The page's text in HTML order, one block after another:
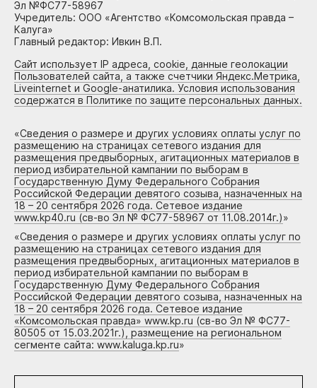
Эл №ФС77-58967
Учредитель: ООО «Агентство «Комсомольская правда –
Калуга»
Главный редактор: Ивкин В.П.
Сайт использует IP адреса, cookie, данные геолокации
Пользователей сайта, а также счетчики Яндекс.Метрика,
Liveinternet и Google-анатилика. Условия использования
содержатся в Политике по защите персональных данных.
«Сведения о размере и других условиях оплаты услуг по
размещению на страницах сетевого издания для
размещения предвыборных, агитационных материалов в
период избирательной кампании по выборам в
Государственную Думу Федерального Собрания
Российской Федерации девятого созыва, назначенных на
18 – 20 сентября 2026 года. Сетевое издание
www.kp40.ru (св-во Эл № ФС77-58967 от 11.08.2014г.)»
«Сведения о размере и других условиях оплаты услуг по
размещению на страницах сетевого издания для
размещения предвыборных, агитационных материалов в
период избирательной кампании по выборам в
Государственную Думу Федерального Собрания
Российской Федерации девятого созыва, назначенных на
18 – 20 сентября 2026 года. Сетевое издание
«Комсомольская правда» www.kp.ru (св-во Эл № ФС77-
80505 от 15.03.2021г.), размещение на региональном
сегменте сайта: www.kaluga.kp.ru»